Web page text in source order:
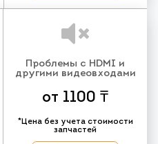
Проблемы с HDMI и
другими видеовходами
от 1100 ₸
*Цена без учета стоимости
запчастей